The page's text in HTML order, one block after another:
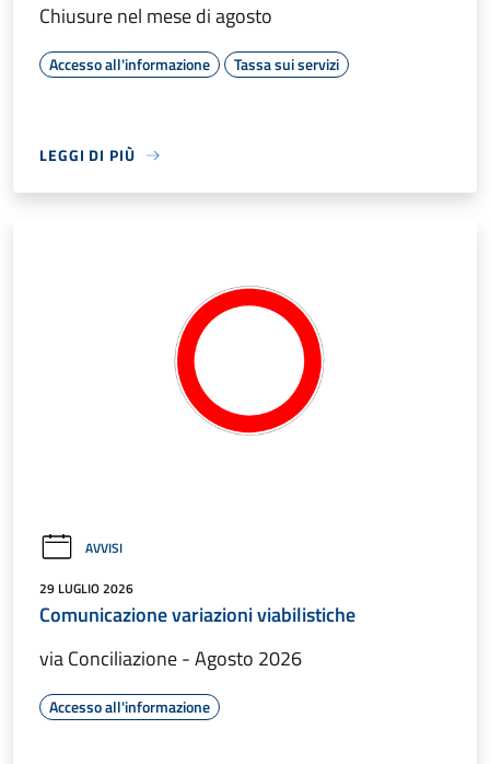
Chiusure nel mese di agosto
Accesso all'informazione Tassa sui servizi
LEGGI DI PIÙ
AVVISI
29 LUGLIO 2026
Comunicazione variazioni viabilistiche
via Conciliazione - Agosto 2026
Accesso all'informazione